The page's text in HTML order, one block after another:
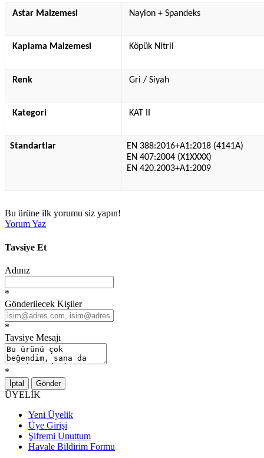
Astar Malzemesi Naylon + Spandeks
Kaplama Malzemesi Köpük Nitril
Renk Gri / Siyah
Kategori KAT II
Standartlar
EN 388:2016+A1:2018 (4141A)
EN 407:2004 (X1XXXX)
EN 420.2003+A1:2009
Bu ürüne ilk yorumu siz yapın!
Yorum Yaz
Tavsiye Et
Adınız
*
Gönderilecek Kişiler
*
Tavsiye Mesajı
*
İptal Gönder
ÜYELİK
Yeni Üyelik
Üye Girişi
Şifremi Unuttum
Havale Bildirim Formu